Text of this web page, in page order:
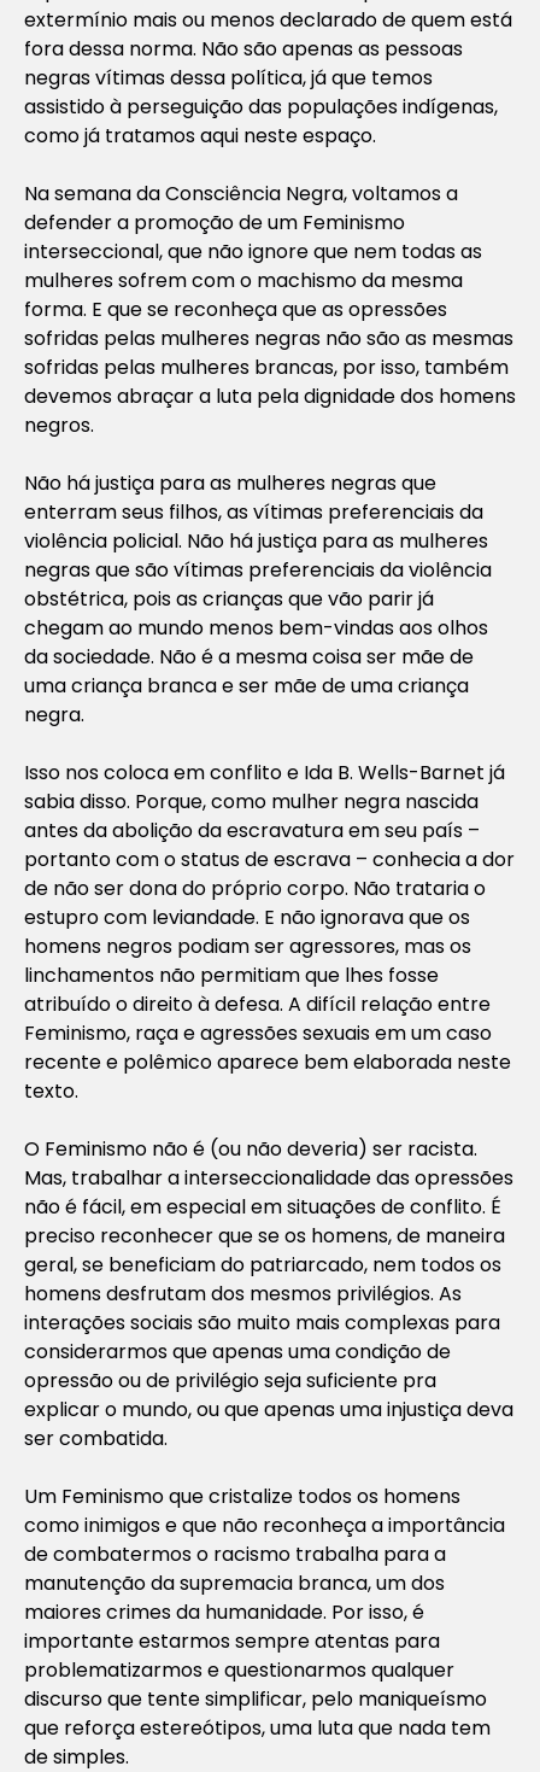
extermínio mais ou menos declarado de quem está
fora dessa norma. Não são apenas as pessoas
negras vítimas dessa política, já que temos
assistido à perseguição das populações indígenas,
como já tratamos aqui neste espaço.
Na semana da Consciência Negra, voltamos a
defender a promoção de um Feminismo
interseccional, que não ignore que nem todas as
mulheres sofrem com o machismo da mesma
forma. E que se reconheça que as opressões
sofridas pelas mulheres negras não são as mesmas
sofridas pelas mulheres brancas, por isso, também
devemos abraçar a luta pela dignidade dos homens
negros.
Não há justiça para as mulheres negras que
enterram seus filhos, as vítimas preferenciais da
violência policial. Não há justiça para as mulheres
negras que são vítimas preferenciais da violência
obstétrica, pois as crianças que vão parir já
chegam ao mundo menos bem-vindas aos olhos
da sociedade. Não é a mesma coisa ser mãe de
uma criança branca e ser mãe de uma criança
negra.
Isso nos coloca em conflito e Ida B. Wells-Barnet já
sabia disso. Porque, como mulher negra nascida
antes da abolição da escravatura em seu país –
portanto com o status de escrava – conhecia a dor
de não ser dona do próprio corpo. Não trataria o
estupro com leviandade. E não ignorava que os
homens negros podiam ser agressores, mas os
linchamentos não permitiam que lhes fosse
atribuído o direito à defesa. A difícil relação entre
Feminismo, raça e agressões sexuais em um caso
recente e polêmico aparece bem elaborada neste
texto.
O Feminismo não é (ou não deveria) ser racista.
Mas, trabalhar a interseccionalidade das opressões
não é fácil, em especial em situações de conflito. É
preciso reconhecer que se os homens, de maneira
geral, se beneficiam do patriarcado, nem todos os
homens desfrutam dos mesmos privilégios. As
interações sociais são muito mais complexas para
considerarmos que apenas uma condição de
opressão ou de privilégio seja suficiente pra
explicar o mundo, ou que apenas uma injustiça deva
ser combatida.
Um Feminismo que cristalize todos os homens
como inimigos e que não reconheça a importância
de combatermos o racismo trabalha para a
manutenção da supremacia branca, um dos
maiores crimes da humanidade. Por isso, é
importante estarmos sempre atentas para
problematizarmos e questionarmos qualquer
discurso que tente simplificar, pelo maniqueísmo
que reforça estereótipos, uma luta que nada tem
de simples.